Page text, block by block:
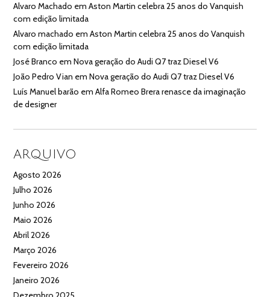
Alvaro Machado emAston Martin celebra 25 anos do Vanquish
com edição limitada
Alvaro machado emAston Martin celebra 25 anos do Vanquish
com edição limitada
José Branco emNova geração do Audi Q7 traz Diesel V6
João Pedro Vian emNova geração do Audi Q7 traz Diesel V6
Luís Manuel barão emAlfa Romeo Brera renasce da imaginação
de designer
ARQUIVO
Agosto 2026
Julho 2026
Junho 2026
Maio 2026
Abril 2026
Março 2026
Fevereiro 2026
Janeiro 2026